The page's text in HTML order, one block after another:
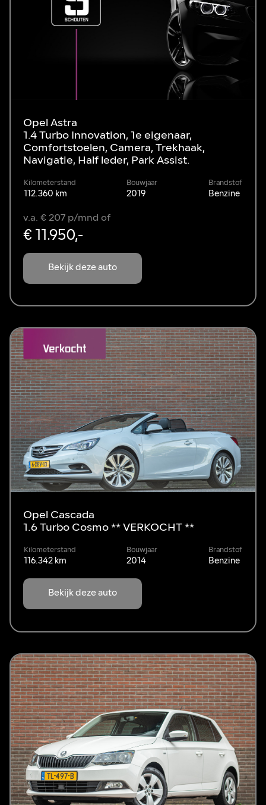
Opel Astra
1.4 Turbo Innovation, 1e eigenaar,
Comfortstoelen, Camera, Trekhaak,
Navigatie, Half leder, Park Assist.
Kilometerstand
112.360 km
Bouwjaar
2019
Brandstof
Benzine
Bekijk deze auto
v.a. € 207 p/mnd of
€ 11.950,-
Opel Cascada
1.6 Turbo Cosmo ** VERKOCHT **
Kilometerstand
116.342 km
Bouwjaar
2014
Brandstof
Benzine
Bekijk deze auto